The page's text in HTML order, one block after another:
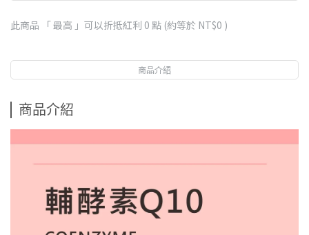
此商品 「 最高 」可以折抵紅利 0 點 (約等於 NT$0 )
商品介紹
商品介紹